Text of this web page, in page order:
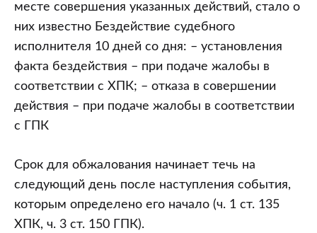
месте совершения указанных действий, стало о
них известно Бездействие судебного
исполнителя 10 дней со дня: – установления
факта бездействия – при подаче жалобы в
соответствии с ХПК; – отказа в совершении
действия – при подаче жалобы в соответствии
с ГПК
Срок для обжалования начинает течь на
следующий день после наступления события,
которым определено его начало (ч. 1 ст. 135
ХПК, ч. 3 ст. 150 ГПК).